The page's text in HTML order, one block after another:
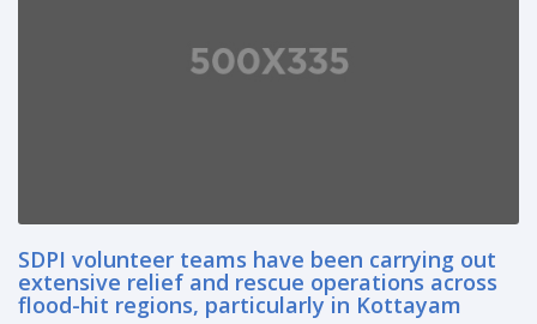
SDPI volunteer teams have been carrying out
extensive relief and rescue operations across
flood-hit regions, particularly in Kottayam